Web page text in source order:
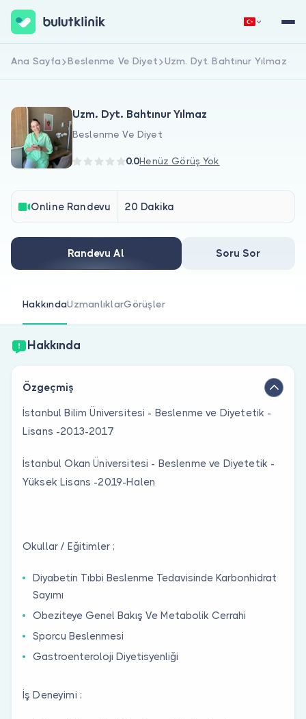
Hakkımızda
Hastalar için
Doktorlar için
Doktor musunuz?
Hemen Kaydol Giriş Yap
Ana Sayfa Beslenme Ve Diyet Uzm. Dyt. Bahtınur Yılmaz
Uzm. Dyt. Bahtınur Yılmaz
Beslenme Ve Diyet
0.0Henüz Görüş Yok
Online Randevu 20 Dakika
Randevu Al Soru Sor
HakkındaUzmanlıklarGörüşler
Hakkında
Özgeçmiş
İstanbul Bilim Üniversitesi - Beslenme ve Diyetetik -
Lisans -2013-2017
İstanbul Okan Üniversitesi - Beslenme ve Diyetetik -
Yüksek Lisans -2019-Halen
Okullar / Eğitimler ;
Diyabetin Tıbbi Beslenme Tedavisinde Karbonhidrat
Sayımı
Obeziteye Genel Bakış Ve Metabolik Cerrahi
Sporcu Beslenmesi
Gastroenteroloji Diyetisyenliği
İş Deneyimi ;